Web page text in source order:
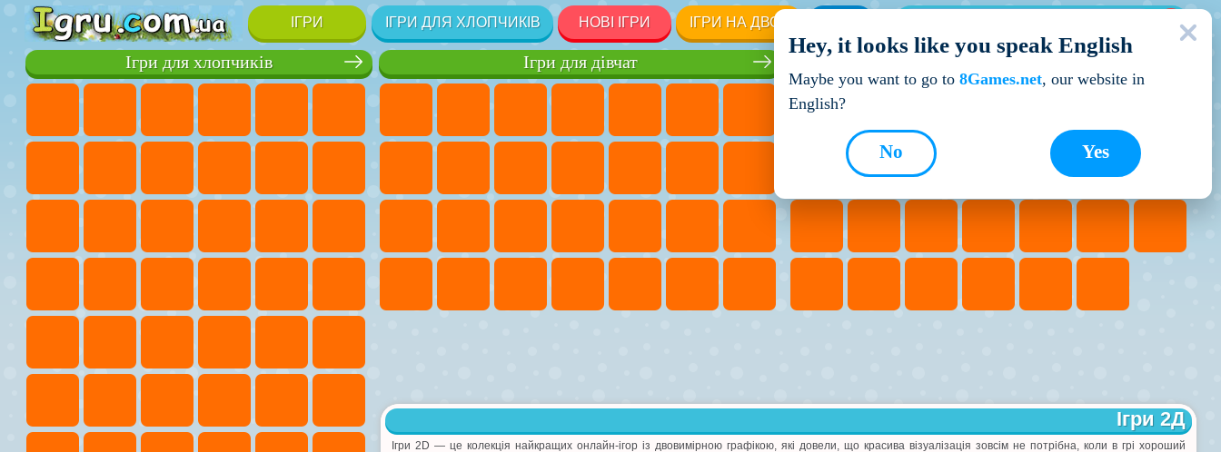
ІГРИ ІГРИ ДЛЯ ХЛОПЧИКІВ НОВІ ІГРИ ІГРИ НА ДВОХ
Кращі ігри
Ігри для дівчат
Ігри для хлопчиків
Ігри 2Д
Ігри 2D — це колекція найкращих онлайн-ігор із двовимірною графікою, які довели, що красива візуалізація зовсім не потрібна, коли в грі хороший
Hey, it looks like you speak English
Maybe you want to go to 8Games.net, our website in
English?
Yes
No